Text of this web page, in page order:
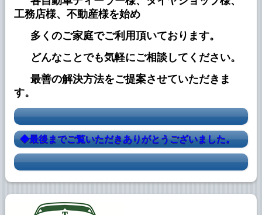
2023年5月17日
ブログに 「◆ヘッドライトリペア事例、更
新中」を追加しました。
ブログに 「◆ヘッドライトリペア事例、更
新中」を追加しました。
ブログに 「◆ヘッドライトリペア事例、更
新中」を追加しました。
2023年3月13日
ブログに 「◆ホイールのリペア事例、更新
中」を追加しました。
2023年3月7日
新中」を追加しました。
工務店様、不動産様を始め
多くのご家庭でご利用頂いております。
どんなことでも気軽にご相談してください。
最善の解決方法をご提案させていただきま
す。
◆最後までご覧いただきありがとうございました。